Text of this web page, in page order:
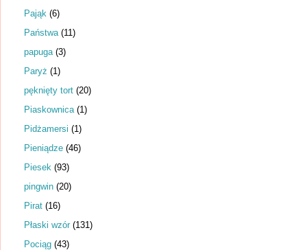
Pająk (6)
Państwa (11)
papuga (3)
Paryż (1)
pęknięty tort (20)
Piaskownica (1)
Pidżamersi (1)
Pieniądze (46)
Piesek (93)
pingwin (20)
Pirat (16)
Płaski wzór (131)
Pociąg (43)